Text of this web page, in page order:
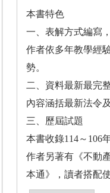
本書特色
一、表解方式編寫
作者依多年教學經
勢。
二、資料最新最完
內容涵括最新法令
三、歷屆試題
本書收錄114～106
作者另著有《不動
本通》，讀者搭配